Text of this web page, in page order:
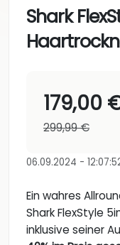
Shark
179,00
299,99 €
06.09.2024 -
Ein wahres
Shark FlexStyle
inklusive seiner